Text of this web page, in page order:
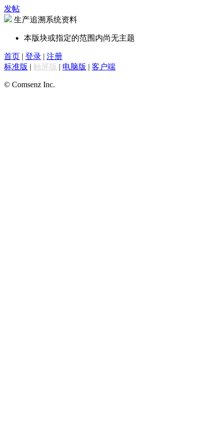
发帖
生产追溯系统资料
本版块或指定的范围内尚无主题
首页 | 登录 | 注册
标准版 | 触屏版 | 电脑版 | 客户端
© Comsenz Inc.